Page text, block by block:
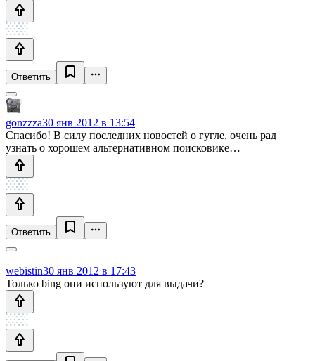
Ответить
gonzzza30 янв 2012 в 13:54
Спасибо! В силу последних новостей о гугле, очень рад
узнать о хорошем альтернативном поисковике…
Ответить
webistin30 янв 2012 в 17:43
Только bing они используют для выдачи?